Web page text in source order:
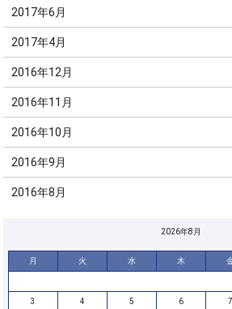
2017年6月
2017年4月
2016年12月
2016年11月
2016年10月
2016年9月
2016年8月
2026年8月
月 火 水 木
3 4 5 6 7